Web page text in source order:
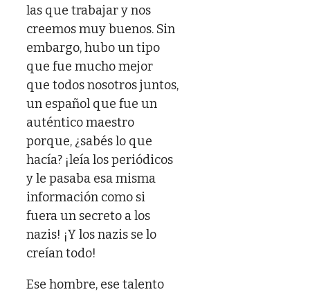
las que trabajar y nos
creemos muy buenos. Sin
embargo, hubo un tipo
que fue mucho mejor
que todos nosotros juntos,
un español que fue un
auténtico maestro
porque, ¿sabés lo que
hacía? ¡leía los periódicos
y le pasaba esa misma
información como si
fuera un secreto a los
nazis! ¡Y los nazis se lo
creían todo!
Ese hombre, ese talento